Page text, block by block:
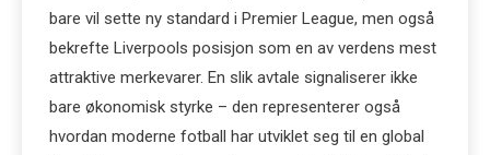
bare vil sette ny standard i Premier League, men også
bekrefte Liverpools posisjon som en av verdens mest
attraktive merkevarer. En slik avtale signaliserer ikke
bare økonomisk styrke – den representerer også
hvordan moderne fotball har utviklet seg til en global